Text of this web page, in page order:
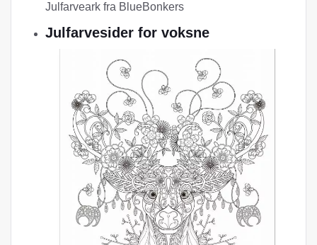
Julfarveark fra BlueBonkers
Julfarvesider for voksne